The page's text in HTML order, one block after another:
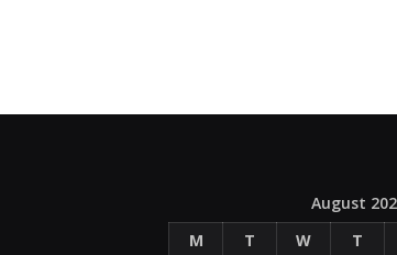
August
M
T W T